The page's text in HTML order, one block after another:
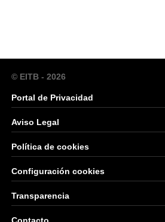
© EITB - 2026
Portal de Privacidad
Aviso Legal
Política de cookies
Configuración cookies
Transparencia